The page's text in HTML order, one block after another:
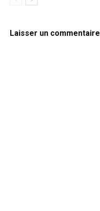
Laisser un commentaire